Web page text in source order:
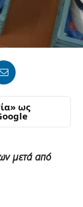
ως
μετά από